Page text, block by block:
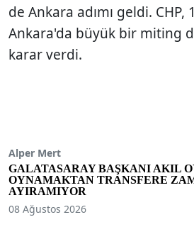
de Ankara adımı geldi. CHP,
Ankara'da büyük bir miting
karar verdi.
Alper Mert
GALATASARAY BAŞKANI AKIL
OYNAMAKTAN TRANSFERE
AYIRAMIYOR
08 Ağustos 2026